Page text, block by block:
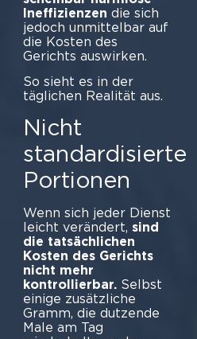
Ineffizienzen die sich
jedoch unmittelbar auf
die Kosten des
Gerichts auswirken.
So sieht es in der
täglichen Realität aus.
Nicht
standardisierte
Portionen
Wenn sich jeder Dienst
leicht verändert, sind
die tatsächlichen
Kosten des Gerichts
nicht mehr
kontrollierbar. Selbst
einige zusätzliche
Gramm, die dutzende
Male am Tag